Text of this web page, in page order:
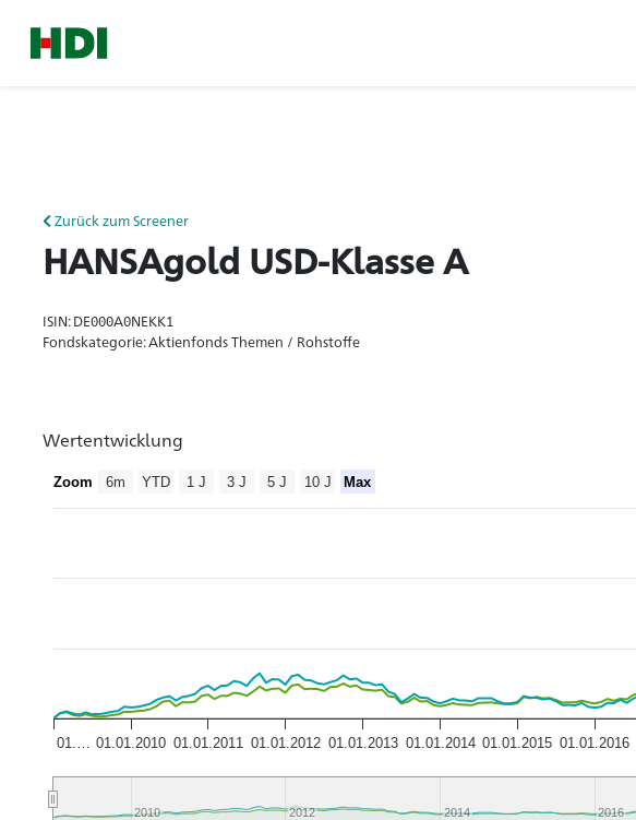
Zurück zum Screener
HANSAgold USD-Klasse A
ISIN: DE000A0NEKK1
Fondskategorie: Aktienfonds Themen / Rohstoffe
Wertentwicklung
Zoom 6m YTD 1 J 3 J 5 J 10 J Max
01.… 01.01.2010 01.01.2011 01.01.2012 01.01.2013 01.01.2014 01.01.2015 01.01.2016
2010
2010 2012
2012 2014
2014 2016
2016